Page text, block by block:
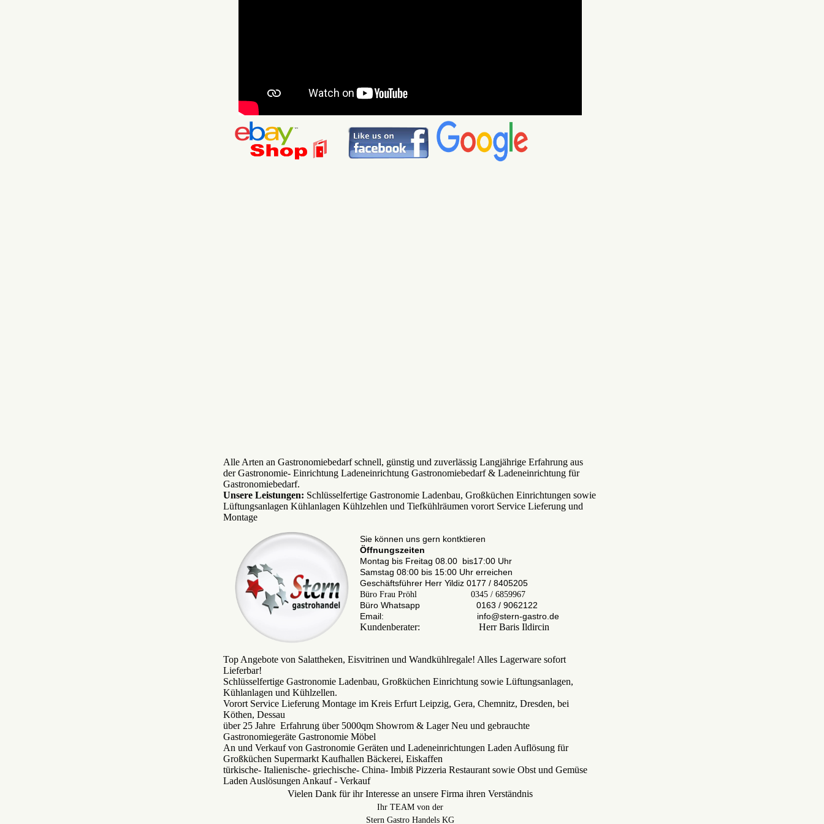
Alle Arten an Gastronomiebedarf schnell, günstig und zuverlässig Langjährige Erfahrung aus
der Gastronomie- Einrichtung Ladeneinrichtung Gastronomiebedarf & Ladeneinrichtung für
Gastronomiebedarf.
Unsere Leistungen: Schlüsselfertige Gastronomie Ladenbau, Großküchen Einrichtungen sowie
Lüftungsanlagen Kühlanlagen Kühlzehlen und Tiefkühlräumen vorort Service Lieferung und
Montage
Sie können uns gern kontktieren
Öffnungszeiten
Montag bis Freitag 08.00 bis17:00 Uhr
Samstag 08:00 bis 15:00 Uhr erreichen
Geschäftsführer Herr Yildiz 0177 / 8405205
Büro Frau Pröhl 0345 / 6859967
Büro Whatsapp 0163 / 9062122
Email: info@stern-gastro.de
Kundenberater: Herr Baris Ildircin
Top Angebote von Salattheken, Eisvitrinen und Wandkühlregale! Alles Lagerware sofort
Lieferbar!
Schlüsselfertige Gastronomie Ladenbau, Großküchen Einrichtung sowie Lüftungsanlagen,
Kühlanlagen und Kühlzellen.
Vorort Service Lieferung Montage im Kreis Erfurt Leipzig, Gera, Chemnitz, Dresden, bei
Köthen, Dessau
über 25 Jahre Erfahrung über 5000qm Showrom & Lager Neu und gebrauchte
Gastronomiegeräte Gastronomie Möbel
An und Verkauf von Gastronomie Geräten und Ladeneinrichtungen Laden Auflösung für
Großküchen Supermarkt Kaufhallen Bäckerei, Eiskaffen
türkische- Italienische- griechische- China- Imbiß Pizzeria Restaurant sowie Obst und Gemüse
Laden Auslösungen Ankauf - Verkauf
Vielen Dank für ihr Interesse an unsere Firma ihren Verständnis
Ihr TEAM von der
Stern Gastro Handels KG